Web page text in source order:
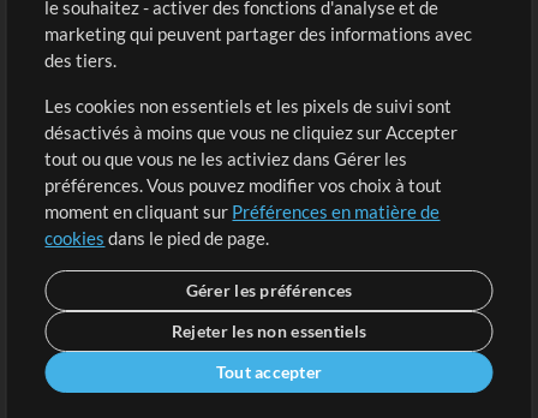
Contenu gratuit
Demander les pistes
Extras
Sessions
Soumettre votre contenu
Listes de lecture
Conférence MT
S'inscrire
le souhaitez - activer des fonctions d'analyse et de
marketing qui peuvent partager des informations avec
des tiers.
Les cookies non essentiels et les pixels de suivi sont
désactivés à moins que vous ne cliquiez sur Accepter
tout ou que vous ne les activiez dans Gérer les
préférences. Vous pouvez modifier vos choix à tout
moment en cliquant sur Préférences en matière de
cookies dans le pied de page.
Gérer les préférences
Rejeter les non essentiels
Tout accepter